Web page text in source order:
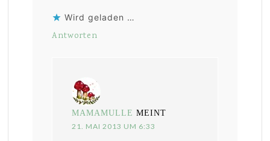
Wird geladen …
Antworten
MAMAMULLE MEINT
21. MAI 2013 UM 6:33